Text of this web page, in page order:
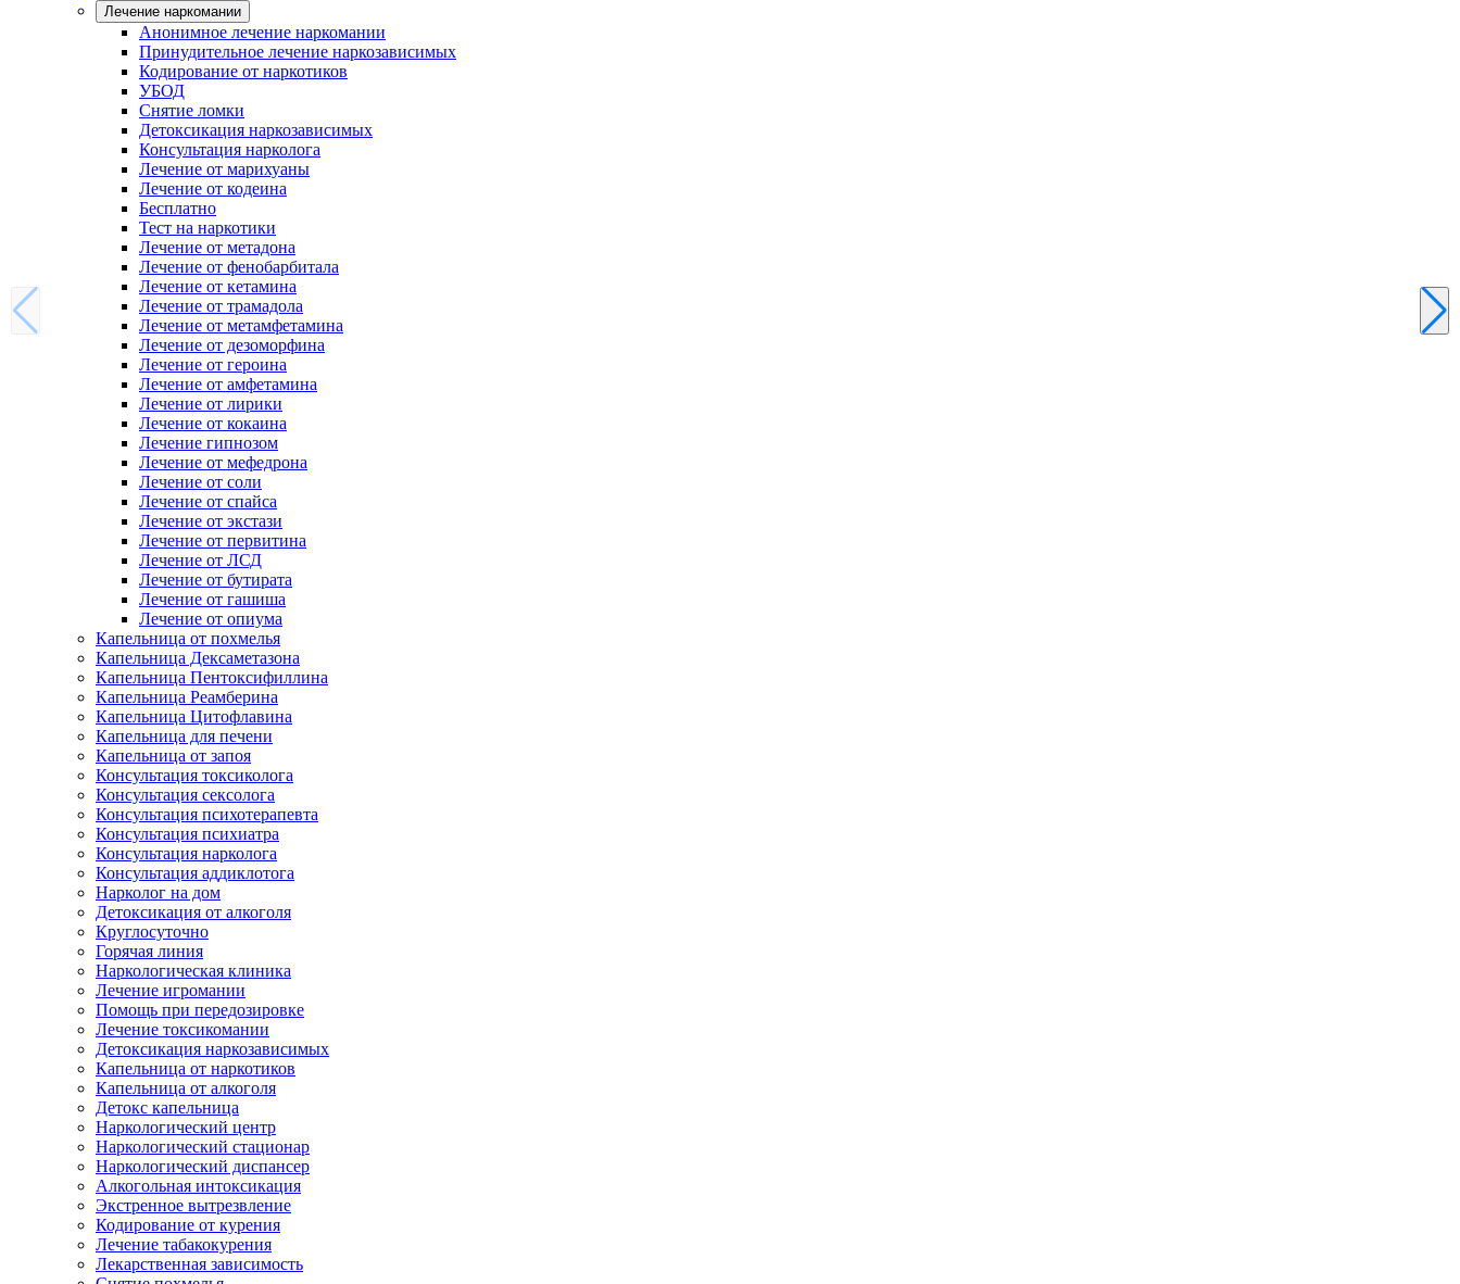
Лечение наркомании
Анонимное лечение наркомании
Принудительное лечение наркозависимых
Кодирование от наркотиков
УБОД
Снятие ломки
Детоксикация наркозависимых
Консультация нарколога
Лечение от марихуаны
Лечение от кодеина
Бесплатно
Тест на наркотики
Лечение от метадона
Лечение от фенобарбитала
Лечение от кетамина
Лечение от трамадола
Лечение от метамфетамина
Лечение от дезоморфина
Лечение от героина
Лечение от амфетамина
Лечение от лирики
Лечение от кокаина
Лечение гипнозом
Лечение от мефедрона
Лечение от соли
Лечение от спайса
Лечение от экстази
Лечение от первитина
Лечение от ЛСД
Лечение от бутирата
Лечение от гашиша
Лечение от опиума
Капельница от похмелья
Капельница Дексаметазона
Капельница Пентоксифиллина
Капельница Реамберина
Капельница Цитофлавина
Капельница для печени
Капельница от запоя
Консультация токсиколога
Консультация сексолога
Консультация психотерапевта
Консультация психиатра
Консультация нарколога
Консультация аддиклотога
Нарколог на дом
Детоксикация от алкоголя
Круглосуточно
Горячая линия
Наркологическая клиника
Лечение игромании
Помощь при передозировке
Лечение токсикомании
Детоксикация наркозависимых
Капельница от наркотиков
Капельница от алкоголя
Детокс капельница
Наркологический центр
Наркологический стационар
Наркологический диспансер
Алкогольная интоксикация
Экстренное вытрезвление
Кодирование от курения
Лечение табакокурения
Лекарственная зависимость